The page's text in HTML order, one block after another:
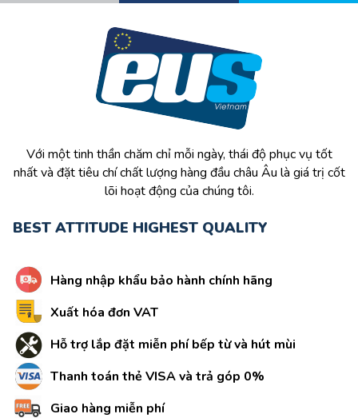
Với một tinh thần chăm chỉ mỗi ngày, thái độ phục vụ tốt
nhất và đặt tiêu chí chất lượng hàng đầu châu Âu là giá trị cốt
lõi hoạt động của chúng tôi.
BEST ATTITUDE HIGHEST QUALITY
Hàng nhập khẩu bảo hành chính hãng
Xuất hóa đơn VAT
Hỗ trợ lắp đặt miễn phí bếp từ và hút mùi
Thanh toán thẻ VISA và trả góp 0%
Giao hàng miễn phí